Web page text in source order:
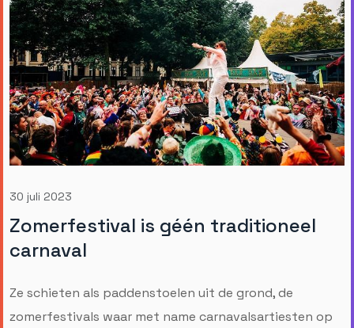
30 juli 2023
Zomerfestival is géén traditioneel
carnaval
Ze schieten als paddenstoelen uit de grond, de
zomerfestivals waar met name carnavalsartiesten op